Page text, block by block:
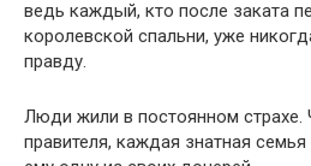
ведь каждый, кто после заката
королевской спальни, уже
правду.
Люди жили в постоянном страхе.
правителя, каждая знатная